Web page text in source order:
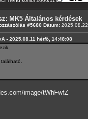
MK5 Általános kérdések
#5680 Dátum:
- 2025.08.11 hétfő, 14:48:08
image/tWhFwfZ